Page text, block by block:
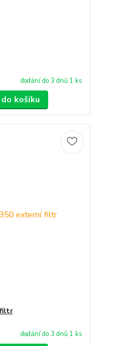
dodání do 3 dnů 1 ks
košíku
filtr
dodání do 3 dnů 1 ks